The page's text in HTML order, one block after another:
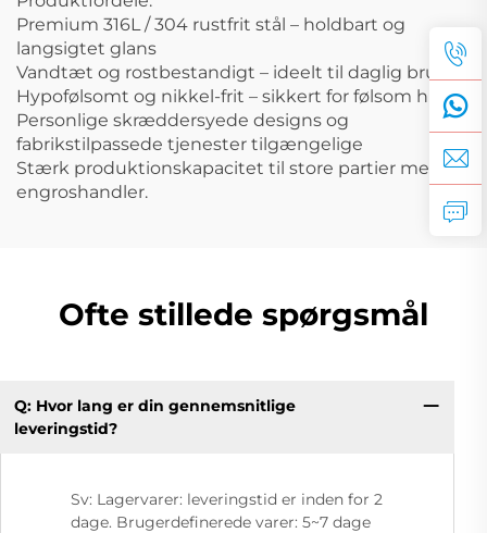
Premium 316L / 304 rustfrit stål – holdbart og
langsigtet glans
Vandtæt og rostbestandigt – ideelt til daglig brug
Hypofølsomt og nikkel-frit – sikkert for følsom hud
Personlige skræddersyede designs og
fabrikstilpassede tjenester tilgængelige
Stærk produktionskapacitet til store partier med
engroshandler.
Ofte stillede spørgsmål
Q: Hvor lang er din gennemsnitlige
leveringstid?
Sv: Lagervarer: leveringstid er inden for 2
dage. Brugerdefinerede varer: 5~7 dage